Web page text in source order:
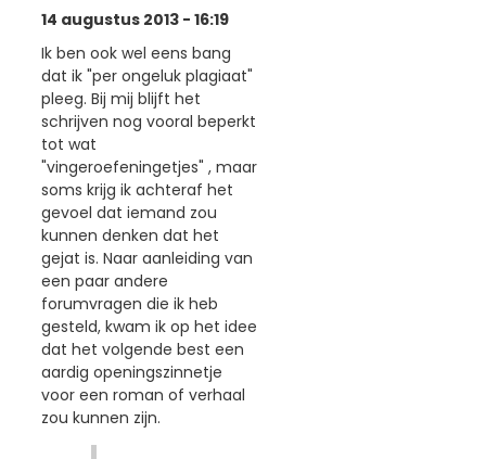
14 augustus 2013 - 16:19
Ik ben ook wel eens bang
dat ik "per ongeluk plagiaat"
pleeg. Bij mij blijft het
schrijven nog vooral beperkt
tot wat
"vingeroefeningetjes" , maar
soms krijg ik achteraf het
gevoel dat iemand zou
kunnen denken dat het
gejat is. Naar aanleiding van
een paar andere
forumvragen die ik heb
gesteld, kwam ik op het idee
dat het volgende best een
aardig openingszinnetje
voor een roman of verhaal
zou kunnen zijn.